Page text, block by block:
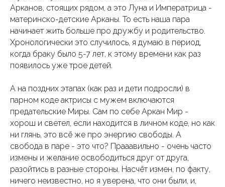
Арканов, стоящих рядом, а это Луна и Императрица -
материнско-детские Арканы. То есть наша пара
начинает жить больше про дружбу и родительство.
Хронологически это случилось, я думаю в период,
когда браку было 5-7 лет, к этому времени как раз
появилось уже трое детей.
А на поздних этапах (как раз и дети подросли) в
парном коде актрисы с мужем включаются
предательские Миры. Сам по себе Аркан Мир -
хорош и светел, если находится в личном коде, но как
ни глянь, это всё же про энергию свободы. А
свобода в паре - это что? Прааавильно - очень часто
измены и желание освободиться друг от друга,
разойтись в разные стороны. Насчёт измен, по факту,
ничего неизвестно, но я уверена, что они были, и,